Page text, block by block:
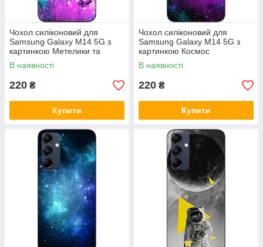
Чохол силіконовий для
Samsung Galaxy M14 5G з
картинкою Метелики та
оберег
В наявності
220 ₴
Купити
Чохол силіконовий для
Samsung Galaxy M14 5G з
картинкою Космос
В наявності
220 ₴
Купити